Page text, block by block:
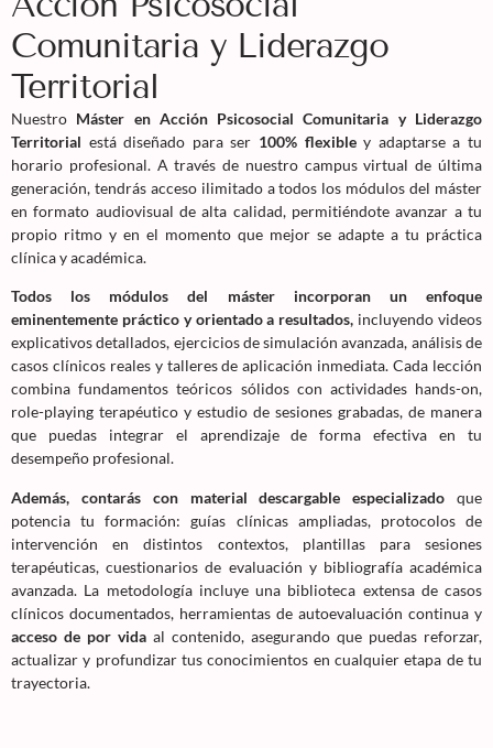
Comunitaria y Liderazgo
Territorial
Nuestro Máster en Acción Psicosocial Comunitaria y Liderazgo
Territorial está diseñado para ser 100% flexibley adaptarse a tu
horario profesional. A través de nuestro campus virtual de última
generación, tendrás acceso ilimitado a todos los módulos del máster
en formato audiovisual de alta calidad, permitiéndote avanzar a tu
propio ritmo y en el momento que mejor se adapte a tu práctica
clínica y académica.
Todos los módulos del máster incorporan un enfoque
eminentemente práctico y orientado a resultados, incluyendo videos
explicativos detallados, ejercicios de simulación avanzada, análisis de
casos clínicos reales y talleres de aplicación inmediata. Cada lección
combina fundamentos teóricos sólidos con actividades hands-on,
role-playing terapéutico y estudio de sesiones grabadas, de manera
que puedas integrar el aprendizaje de forma efectiva en tu
desempeño profesional.
Además, contarás con material descargable especializado que
potencia tu formación: guías clínicas ampliadas, protocolos de
intervención en distintos contextos, plantillas para sesiones
terapéuticas, cuestionarios de evaluación y bibliografía académica
avanzada. La metodología incluye una biblioteca extensa de casos
clínicos documentados, herramientas de autoevaluación continua y
acceso de por vida al contenido, asegurando que puedas reforzar,
actualizar y profundizar tus conocimientos en cualquier etapa de tu
trayectoria.